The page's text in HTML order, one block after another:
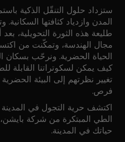
ستزداد حلول التنقّل الذكية
المدن وازدياد كثافتها
طليعة هذه الثورة التحويلية،
مجال الهندسة، وتمكّنت من
الحياة الحضرية. ونرحّب بسكان
كيف يمكن لسكوتراتنا القابلة
تغيير نظرتهم إلى البيئة
فرص.
اكتشف حرية التجول في
الطي المبتكرة من شركة
حياتك في المدينة.